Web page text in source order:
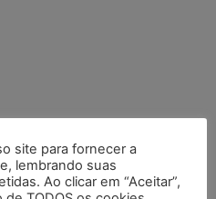
site para fornecer a
lembrando suas
Ao clicar em “Aceitar”,